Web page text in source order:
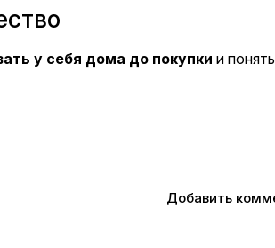
у себя дома до покупки и
Добавить